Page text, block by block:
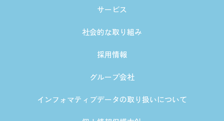
サービス
社会的な取り組み
採用情報
グループ会社
インフォマティブデータの取り扱いについて